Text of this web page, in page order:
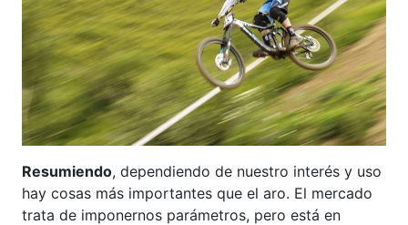
Resumiendo, dependiendo de nuestro interés y uso
hay cosas más importantes que el aro. El mercado
trata de imponernos parámetros, pero está en